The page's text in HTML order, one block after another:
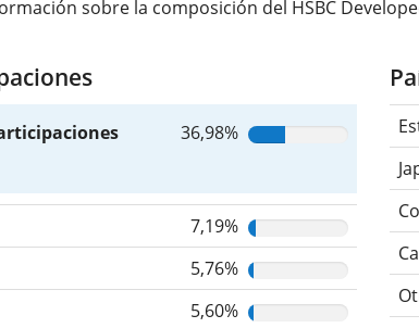
sobre la composición del HSBC
36,98%
7,19%
5,76%
5,60%